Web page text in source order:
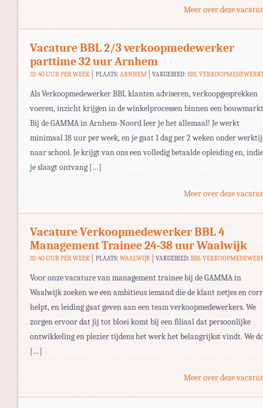
Meer over deze
Vacature BBL 2/3 verkoopmedewerker
parttime 32 uur Arnhem
32-40 UUR PER WEEK PLAATS: ARNHEM VAKGEBIED:BBL
Als Verkoopmedewerker BBL klanten adviseren, verkoopgesprekken
voeren, inzicht krijgen in de winkelprocessen binnen een
Bij de GAMMA in Arnhem-Noord leer je het allemaal! Je werkt
minimaal 18 uur per week, en je gaat 1 dag per 2 weken onder
naar school. Je krijgt van ons een volledig betaalde opleiding en,
je slaagt ontvang […]
Meer over deze
Vacature Verkoopmedewerker BBL 4
Management Trainee 24-38 uur Waalwijk
32-40 UUR PER WEEK PLAATS: WAALWIJK VAKGEBIED:BBL
Voor onze vacature van management trainee bij de GAMMA in
Waalwijk zoeken we een ambitieus iemand die de klant netjes en
helpt, en leiding gaat geven aan een team verkoopmedewerkers. We
zorgen ervoor dat jij tot bloei komt bij een filiaal dat persoonlijke
ontwikkeling en plezier tijdens het werk het belangrijkst vindt. We
[…]
Meer over deze